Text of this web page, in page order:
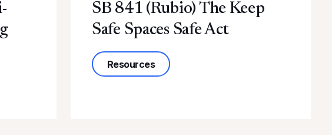
Anti-Violence Policy Learning Collaborative (CAPLC)
SB 841 (Rubio) The Keep
Safe Spaces Safe Act
Resourcesabout SB 841 (Rubio) The Keep Safe